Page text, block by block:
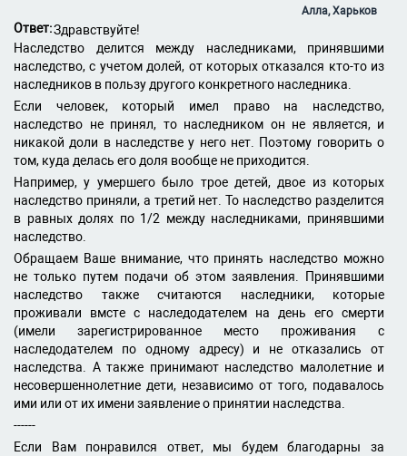
Алла, Харьков
Ответ:Здравствуйте!
Наследство делится между наследниками, принявшими
наследство, с учетом долей, от которых отказался кто-то из
наследников в пользу другого конкретного наследника.
Если человек, который имел право на наследство,
наследство не принял, то наследником он не является, и
никакой доли в наследстве у него нет. Поэтому говорить о
том, куда делась его доля вообще не приходится.
Например, у умершего было трое детей, двое из которых
наследство приняли, а третий нет. То наследство разделится
в равных долях по 1/2 между наследниками, принявшими
наследство.
Обращаем Ваше внимание, что принять наследство можно
не только путем подачи об этом заявления. Принявшими
наследство также считаются наследники, которые
проживали вмсте с наследодателем на день его смерти
(имели зарегистрированное место проживания с
наследодателем по одному адресу) и не отказались от
наследства. А также принимают наследство малолетние и
несовершеннолетние дети, независимо от того, подавалось
ими или от их имени заявление о принятии наследства.
------
Если Вам понравился ответ, мы будем благодарны за